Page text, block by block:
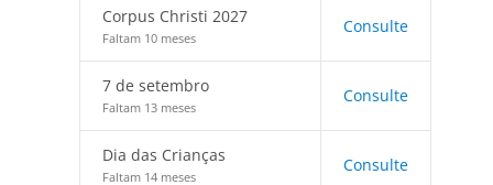
Corpus Christi 2027
Faltam 10 meses
Consulte
7 de setembro
Faltam 13 meses
Consulte
Dia das Crianças
Faltam 14 meses
Consulte